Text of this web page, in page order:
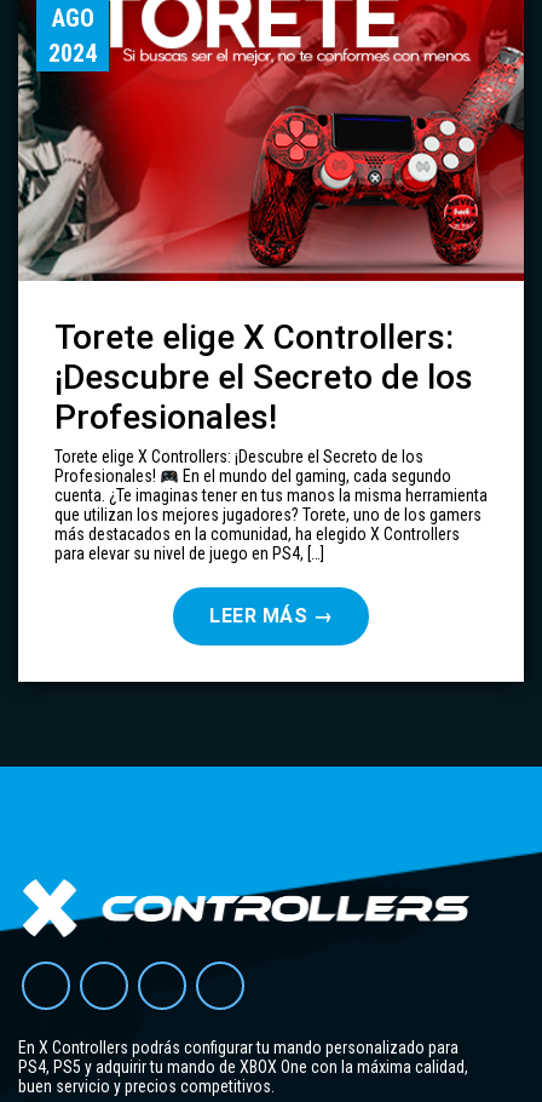
AGO
2024
Torete elige X Controllers:
¡Descubre el Secreto de los
Profesionales!
Torete elige X Controllers: ¡Descubre el Secreto de los
Profesionales!
En el mundo del gaming, cada segundo
cuenta. ¿Te imaginas tener en tus manos la misma herramienta
que utilizan los mejores jugadores? Torete, uno de los gamers
más destacados en la comunidad, ha elegido X Controllers
para elevar su nivel de juego en PS4, […]
LEER MÁS →
En X Controllers podrás configurar tu mando personalizado para
PS4, PS5 y adquirir tu mando de XBOX One con la máxima calidad,
buen servicio y precios competitivos.